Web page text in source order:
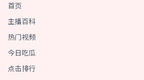
首页
主播百科
热门视频
今日吃瓜
点击排行